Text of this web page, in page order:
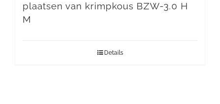
plaatsen van krimpkous BZW-3.0 H
M
Details